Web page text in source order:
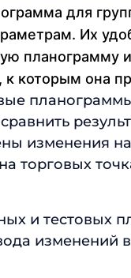
для
Их
планограмму
к которым она
изменения
торговых
и тестовых
изменений